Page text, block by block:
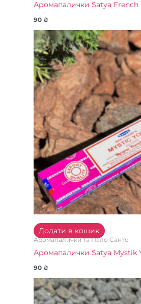
Аромапалички Satya French
90₴
Додати в кошик
Аромапалички та Пало Санто
Аромапалички Satya Mystik
90₴